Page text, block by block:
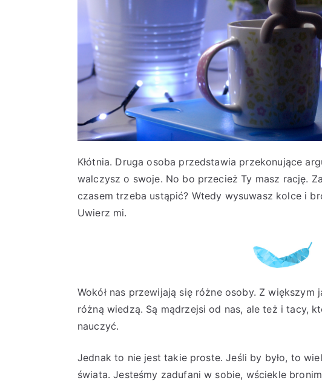
Kłótnia. Druga osoba przedstawia przekonujące
walczysz o swoje. No bo przecież Ty masz rację.
czasem trzeba ustąpić? Wtedy wysuwasz kolce i
Uwierz mi.
Wokół nas przewijają się różne osoby. Z większym
różną wiedzą. Są mądrzejsi od nas, ale też i tacy,
nauczyć.
Jednak to nie jest takie proste. Jeśli by było, to
świata. Jesteśmy zadufani w sobie, wściekle